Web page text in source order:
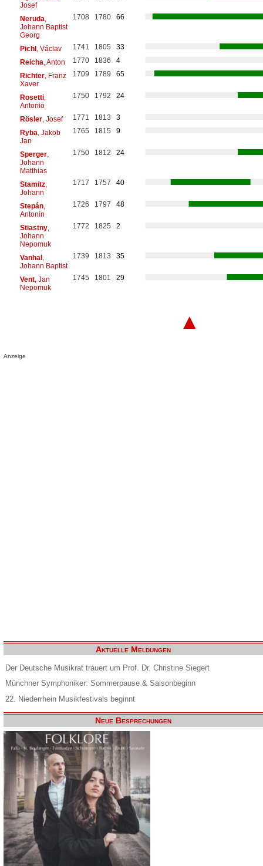
Josef
Neruda
Johann Baptist
Georg
1708 1780 66
Pichl, Václav 1741 1805
33
Reicha , Anton 1770 1836
4
Richter, Franz
Xaver
1709 1789 65
Rosetti,
Antonio
1750 1792 24
Rösler, Josef 1771 1813
3
Ryba , Jakob
Jan
1765 1815 9
Sperger,
Johann
Matthias
1750 1812 24
Stamitz,
Johann
1717 1757 40
Stepán,
Antonín
1726 1797 48
Stiastny,
Johann
Nepomuk
1772 1825 2
Vanhal,
Johann Baptist
1739 1813 35
Vent, Jan
Nepomuk
1745 1801 29
▲
Anzeige
Aktuelle Meldungen
Der Deutsche Musikrat trauert um Prof. Dr. Christine Siegert
Münchner Symphoniker: Sommerpause & Saisonbeginn
22. Niederrhein Musikfestivals beginnt
Neue Besprechungen